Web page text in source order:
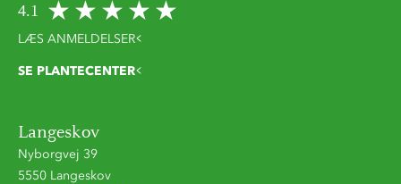
4.1
LÆS ANMELDELSER
SE PLANTECENTER
Langeskov
Nyborgvej 39
5550 Langeskov